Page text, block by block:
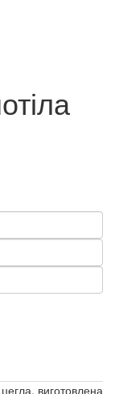
виготовлена